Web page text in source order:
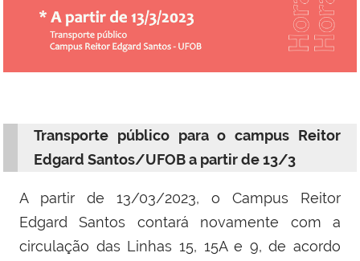
Transporte público para o campus Reitor
Edgard Santos/UFOB a partir de 13/3
A partir de 13/03/2023, o Campus Reitor
Edgard Santos contará novamente com a
circulação das Linhas 15, 15A e 9, de acordo